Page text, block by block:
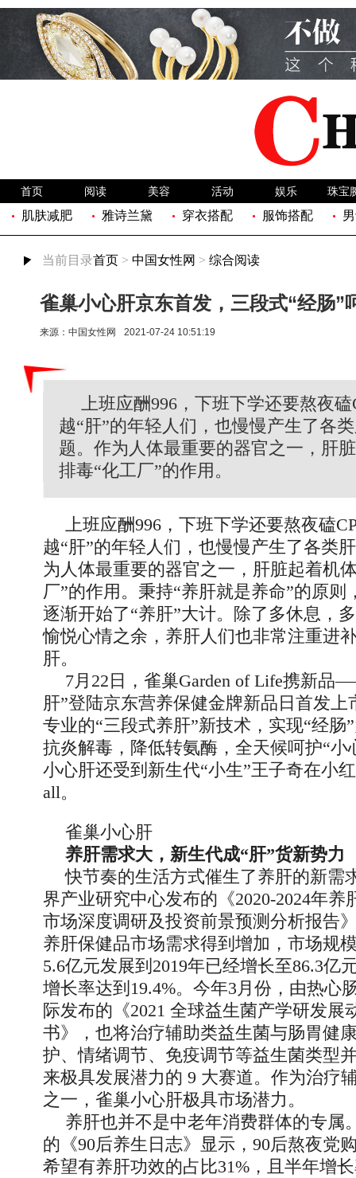
首页 阅读 美容 活动 娱乐 珠宝
肌肤减肥 雅诗兰黛 穿衣搭配 服饰搭配
当前目录首页 > 中国女性网 > 综合阅读
雀巢小心肝京东首发，三段式“经肠”
来源： 中国女性网 2021-07-24 10:51:19
上班应酬996，下班下学还要熬夜磕
越“肝”的年轻人们，也慢慢产生了各
题。作为人体最重要的器官之一，肝
排毒“化工厂”的作用。
上班应酬996，下班下学还要熬夜磕
越“肝”的年轻人们，也慢慢产生了各类
为人体最重要的器官之一，肝脏起着机
厂”的作用。秉持“养肝就是养命”的原则
逐渐开始了“养肝”大计。除了多休息，
愉悦心情之余，养肝人们也非常注重进
肝。
7月22日，雀巢Garden of Life携新品
肝”登陆京东营养保健金牌新品日首发上
专业的“三段式养肝”新技术，实现“经肠
抗炎解毒，降低转氨酶，全天候呵护“小
小心肝还受到新生代“小生”王子奇在小
all。
雀巢小心肝
养肝需求大，新生代成“肝”货新势力
快节奏的生活方式催生了养肝的新需
界产业研究中心发布的《2020-2024年养
市场深度调研及投资前景预测分析报告
养肝保健品市场需求得到增加，市场规
5.6亿元发展到2019年已经增长至86.3亿
增长率达到19.4%。今年3月份，由热心
际发布的《2021 全球益生菌产学研发展
书》，也将治疗辅助类益生菌与肠胃健
护、情绪调节、免疫调节等益生菌类型
来极具发展潜力的 9 大赛道。作为治疗
之一，雀巢小心肝极具市场潜力。
养肝也并不是中老年消费群体的专属
的《90后养生日志》显示，90后熬夜党
希望有养肝功效的占比31%，且半年增